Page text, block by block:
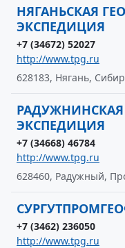
НЯГАНЬСКАЯ
ЭКСПЕДИЦИЯ
+7 (34672) 52027
http://www.tpg.ru
628183, Нягань,
ЭКСПЕДИЦИЯ
+7 (34668) 46784
http://www.tpg.ru
628460, Радужный,
+7 (3462) 236050
http://www.tpg.ru